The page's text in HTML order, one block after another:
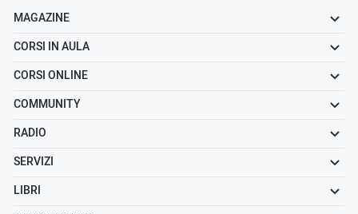
MAGAZINE
CORSI IN AULA
CORSI ONLINE
COMMUNITY
RADIO
SERVIZI
LIBRI